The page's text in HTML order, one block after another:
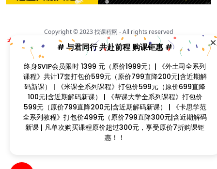
❅
❅
❅
❅
❅
❅
❅ ❅
❅
❅
Copyright © 2023找课程网 - All rights reserved
本站支持课程资源互换，优质课程资源互换请联系微信在线客服：zkcw598 (备
注：课程互换)
闽ICP备2022077749号
# 与君同行 共赴前程 购课钜惠 #
终身SVIP会员限时 1399 元（原价1999元）| 《外土司全系列
课程》共计17套打包价599元（原价799直降200元|含近期解
码新课） | 《米课全系列课程》打包价599元（原价699直降
100元|含近期解码新课） | 《帮课大学全系列课程》打包价
599元（原价799直降200元|含近期解码新课） | 《卡思学范
全系列教程》打包价499元（原价799直降300元|含近期解码
新课 | 凡单次购买课程原价超过300元，享受原价7折购课钜
惠！！